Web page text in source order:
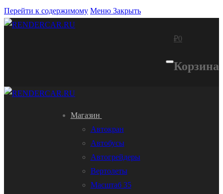
Перейти к содержимому Меню Закрыть
₽0
Корзина
Магазин
Автокран
Автобусы
Автогрейдеры
Вертолеты
Масштаб 35